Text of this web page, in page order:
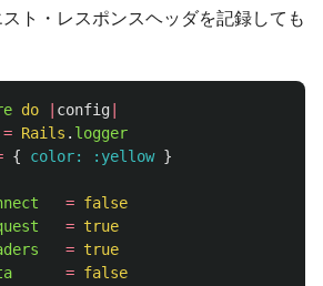
ト・レスポンスヘッダを記録しても
do config
= Rails . logger
{ color: :yellow }
= false
= true
= true
= false